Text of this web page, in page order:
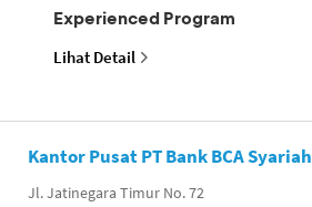
Experienced Program
Lihat Detail
Kantor Pusat PT Bank BCA Syariah
Jl. Jatinegara Timur No. 72